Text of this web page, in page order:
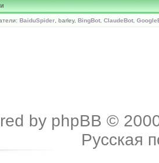
BaiduSpider , barley, BingBot ClaudeBot
by phpBB ©
Русская